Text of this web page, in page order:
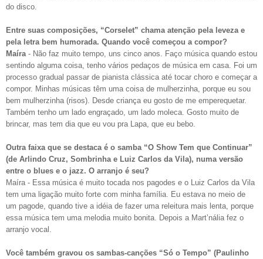
do disco.
Entre suas composições, “Corselet” chama atenção pela leveza e
pela letra bem humorada. Quando você começou a compor?
Maíra - Não faz muito tempo, uns cinco anos. Faço música quando estou
sentindo alguma coisa, tenho vários pedaços de música em casa. Foi um
processo gradual passar de pianista clássica até tocar choro e começar a
compor. Minhas músicas têm uma coisa de mulherzinha, porque eu sou
bem mulherzinha (risos). Desde criança eu gosto de me emperequetar.
Também tenho um lado engraçado, um lado moleca. Gosto muito de
brincar, mas tem dia que eu vou pra Lapa, que eu bebo.
Outra faixa que se destaca é o samba “O Show Tem que Continuar”
(de Arlindo Cruz, Sombrinha e Luiz Carlos da Vila), numa versão
entre o blues e o jazz. O arranjo é seu?
Maíra - Essa música é muito tocada nos pagodes e o Luiz Carlos da Vila
tem uma ligação muito forte com minha família. Eu estava no meio de
um pagode, quando tive a idéia de fazer uma releitura mais lenta, porque
essa música tem uma melodia muito bonita. Depois a Mart’nália fez o
arranjo vocal.
Você também gravou os sambas-canções “Só o Tempo” (Paulinho